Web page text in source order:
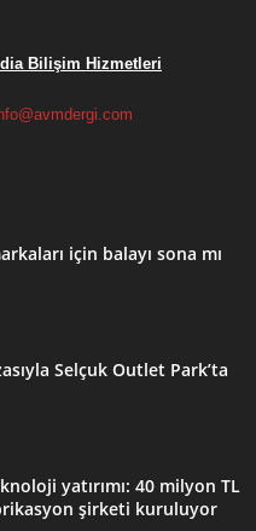
Bilişim Hizmetleri
için balayı sona mı
Selçuk Outlet Park’ta
yatırımı: 40 milyon TL
şirketi kuruluyor